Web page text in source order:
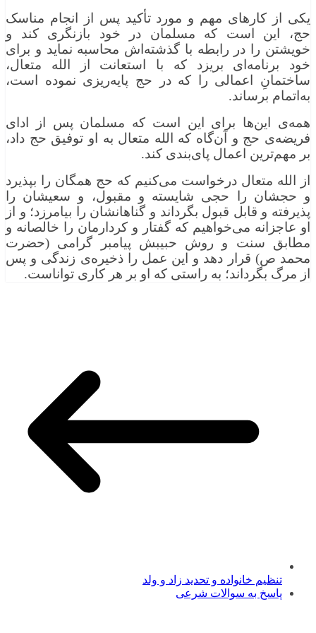
یکی از کارهای مهم و مورد تأکید پس از انجام مناسک
حج، این است که مسلمان در خود بازنگری کند و
خویشتن را در رابطه با گذشته‌اش محاسبه نماید و برای
خود برنامه‌ای بریزد که با استعانت از الله متعال،
ساختمانِ اعمالی را که در حج پایه‌ریزی نموده است،
به‌اتمام برساند.
همه‌ی این‌ها برای این است که مسلمان پس از ادای
فریضه‌ی حج و آن‌گاه که الله متعال به او توفیق حج داد،
بر مهم‌ترین اعمال پای‌بندی کند.
از الله متعال درخواست می‌کنیم که حج همگان را بپذیرد
و حجشان را حجی شایسته و مقبول، و سعیشان را
پذیرفته و قابل قبول بگرداند و گناهانشان را بیامرزد؛ و از
او عاجزانه می‌خواهیم که گفتار و کردارمان را خالصانه و
مطابق سنت و روش حبیبش پیامبر گرامی (حضرت
محمد ص) قرار دهد و این عمل را ذخیره‌ی زندگی و پس
از مرگ بگرداند؛ به راستی که او بر هر کاری تواناست.
تنظیم خانواده و تحدید زاد و ولد
پاسخ به سوالات شرعی